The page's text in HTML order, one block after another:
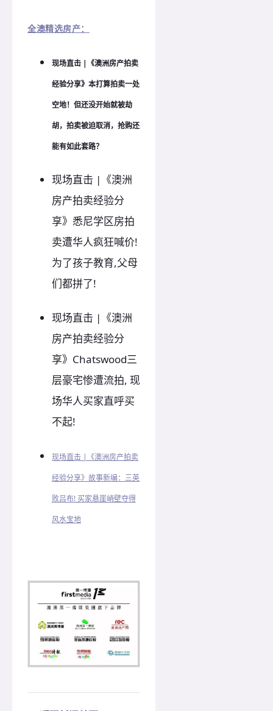
全澳精选房产：
现场直击 |《澳洲房产拍卖
经验分享》本打算拍卖一处
空地！但还没开始就被劫
胡，拍卖被迫取消，抢购还
能有如此套路？
现场直击 |《澳洲
房产拍卖经验分
享》悉尼学区房拍
卖遭华人疯狂喊价!
为了孩子教育,父母
们都拼了!
现场直击 |《澳洲
房产拍卖经验分
享》Chatswood三
层豪宅惨遭流拍, 现
场华人买家直呼买
不起!
现场直击 |《澳洲房产拍卖
经验分享》故事新编：三英
败吕布! 买家悬崖峭壁夺得
风水宝地